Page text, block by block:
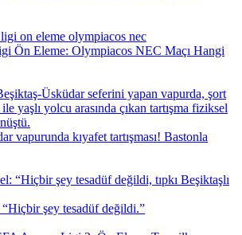
Ön Eleme: Olympiacos NEC Maçı Hangi
vapurunda kıyafet tartışması! Bastonla
şey tesadüf değildi.”